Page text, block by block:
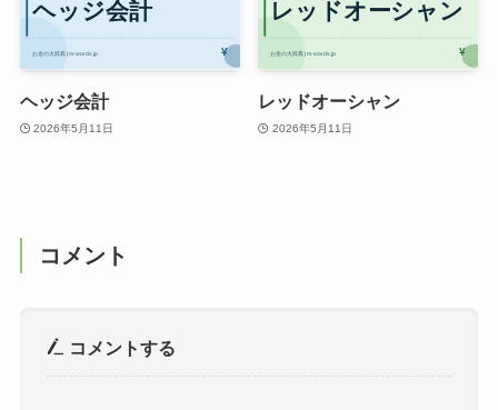
ヘッジ会計
2026年5月11日
レッドオーシャン
2026年5月11日
コメント
コメントする